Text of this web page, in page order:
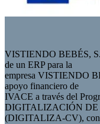
VISTIENDO BEBÉS,
de un ERP para la
empresa VISTIENDO
apoyo financiero de
IVACE a través del
DIGITALIZACIÓN DE
(DIGITALIZA-CV), con